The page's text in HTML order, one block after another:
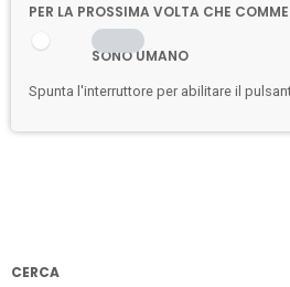
PER LA PROSSIMA VOLTA CHE
SONO UMANO
Spunta l'interruttore per abilitare il
CERCA